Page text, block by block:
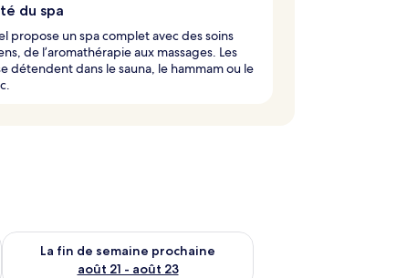
du spa
propose un spa complet avec des soins
de l’aromathérapie aux massages. Les
détendent dans le sauna, le hammam ou le
août 14 - août 16
La fin de semaine prochaine
août 21 - août 23
Vérifier la disponibilité pour la fin de semaine prochaine août